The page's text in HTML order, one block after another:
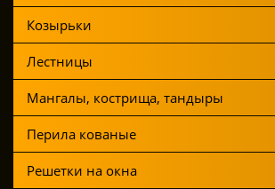
Козырьки
Лестницы
Мангалы, кострища, тандыры
Перила кованые
Решетки на окна